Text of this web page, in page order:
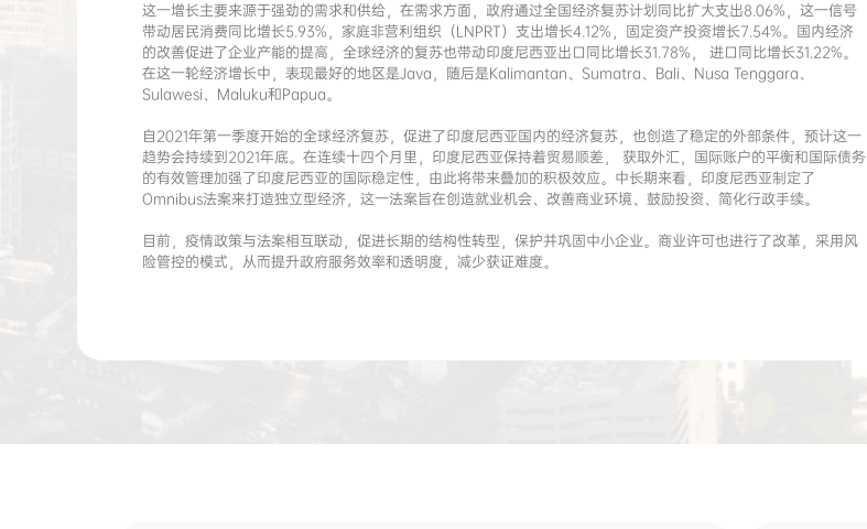
这一增长主要来源于强劲的需求和供给，在需求方面，政府通过全国经济复苏计划同比扩大支出8.06%，这一信号
带动居民消费同比增长5.93%，家庭非营利组织（LNPRT）支出增长4.12%，固定资产投资增长7.54%。国内经济
的改善促进了企业产能的提高，全球经济的复苏也带动印度尼西亚出口同比增长31.78%， 进口同比增长31.22%。
在这一轮经济增长中，表现最好的地区是Java，随后是Kalimantan、Sumatra、Bali、Nusa Tenggara、
Sulawesi、Maluku和Papua。
自2021年第一季度开始的全球经济复苏，促进了印度尼西亚国内的经济复苏，也创造了稳定的外部条件，预计这一
趋势会持续到2021年底。在连续十四个月里，印度尼西亚保持着贸易顺差， 获取外汇，国际账户的平衡和国际债务
的有效管理加强了印度尼西亚的国际稳定性，由此将带来叠加的积极效应。中长期来看，印度尼西亚制定了
Omnibus法案来打造独立型经济，这一法案旨在创造就业机会、改善商业环境、鼓励投资、简化行政手续。
目前，疫情政策与法案相互联动，促进长期的结构性转型，保护并巩固中小企业。商业许可也进行了改革，采用风
险管控的模式，从而提升政府服务效率和透明度，减少获证难度。